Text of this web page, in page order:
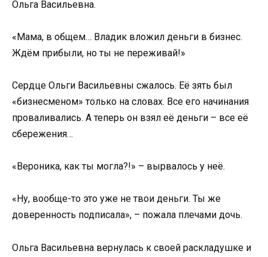
Ольга Васильевна.
«Мама, в общем… Владик вложил деньги в бизнес.
Ждём прибыли, но ты не переживай!»
Сердце Ольги Васильевны сжалось. Её зять был
«бизнесменом» только на словах. Все его начинания
проваливались. А теперь он взял её деньги – все её
сбережения…
«Вероника, как ты могла?!» – вырвалось у неё.
«Ну, вообще-то это уже не твои деньги. Ты же
доверенность подписала», – пожала плечами дочь.
Ольга Васильевна вернулась к своей раскладушке и